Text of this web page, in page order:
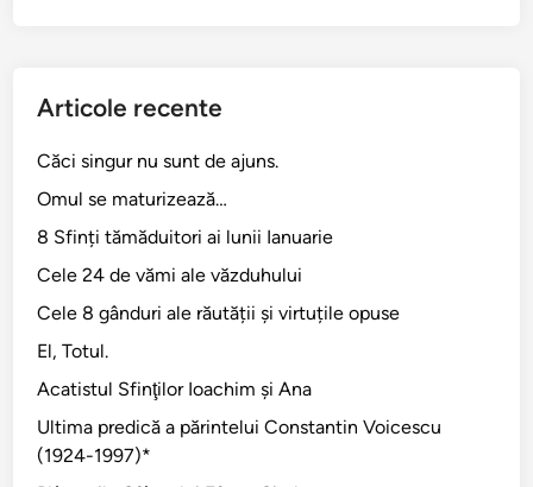
Articole recente
Căci singur nu sunt de ajuns.
Omul se maturizează…
8 Sfinți tămăduitori ai lunii Ianuarie
Cele 24 de vămi ale văzduhului
Cele 8 gânduri ale răutății și virtuțile opuse
El, Totul.
Acatistul Sfinţilor Ioachim şi Ana
Ultima predică a părintelui Constantin Voicescu
(1924-1997)*